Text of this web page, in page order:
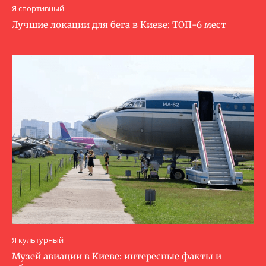
Я спортивный
Лучшие локации для бега в Киеве: ТОП-6 мест
Я культурный
Музей авиации в Киеве: интересные факты и